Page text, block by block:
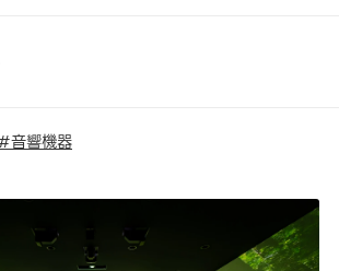
音響機器
ノロジー×ビジネス空間設計